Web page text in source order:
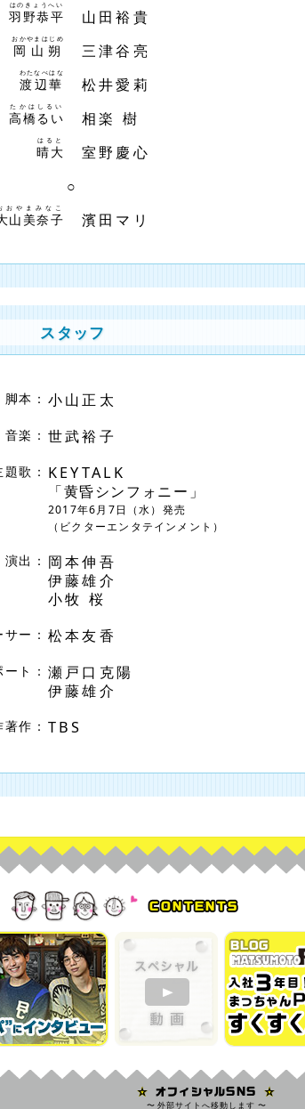
羽野恭平
はのきょうへい
山田裕貴
岡山朔
おかやまはじめ
三津谷亮
渡辺華
わたなべはな
松井愛莉
高橋るい
たかはしるい
相楽 樹
晴大
はると
室野慶心
○
山美奈子
おやまみなこ
濱田マリ
スタッフ
脚本： 小山正太
音楽： 世武裕子
題歌： KEYTALK
「黄昏シンフォニー」
2017年6月7日（水）発売
（ビクターエンタテインメント）
演出： 岡本伸吾
伊藤雄介
小牧 桜
ー： 松本友香
ト： 瀬戸口克陽
伊藤雄介
作： TBS
〜 外部サイトへ移動します 〜